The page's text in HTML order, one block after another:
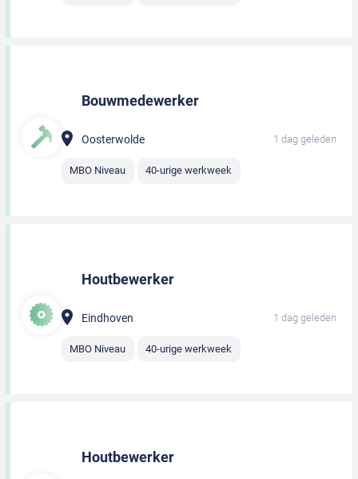
Bouwmedewerker
Oosterwolde 1 dag geleden
MBO Niveau 40-urige werkweek
Houtbewerker
Eindhoven 1 dag geleden
MBO Niveau 40-urige werkweek
Houtbewerker